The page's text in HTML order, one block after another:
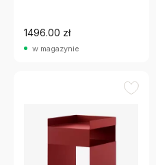
1496.00 zł
w magazynie